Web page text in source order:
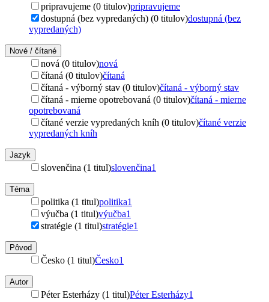
pripravujeme (0 titulov)pripravujeme
dostupná (bez vypredaných) (0 titulov)dostupná (bez
vypredaných)
Nové / čítané
nová (0 titulov)nová
čítaná (0 titulov)čítaná
čítaná - výborný stav (0 titulov)čítaná - výborný stav
čítaná - mierne opotrebovaná (0 titulov)čítaná - mierne
opotrebovaná
čítané verzie vypredaných kníh (0 titulov)čítané verzie
vypredaných kníh
Jazyk
slovenčina (1 titul)slovenčina1
Téma
politika (1 titul)politika1
výučba (1 titul)výučba1
stratégie (1 titul)stratégie1
Pôvod
Česko (1 titul)Česko1
Autor
Péter Esterházy (1 titul)Péter Esterházy1